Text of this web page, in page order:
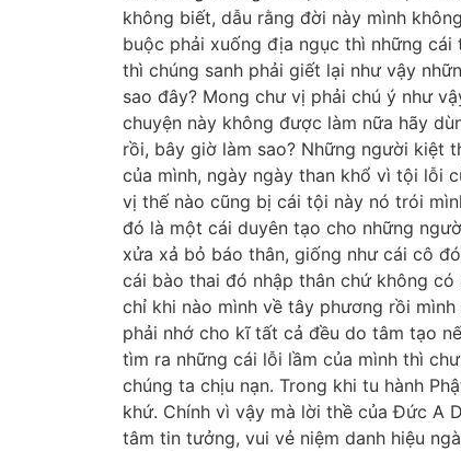
không biết, dẫu rằng đời này mình
buộc phải xuống địa ngục thì những
thì chúng sanh phải giết lại như vậy
sao đây? Mong chư vị phải chú ý như
chuyện này không được làm nữa hãy
rồi, bây giờ làm sao? Những người kiệt
của mình, ngày ngày than khổ vì tội lỗi
vị thế nào cũng bị cái tội này nó trói
đó là một cái duyên tạo cho những
xửa xả bỏ báo thân, giống như cái cô
cái bào thai đó nhập thân chứ không
chỉ khi nào mình về tây phương rồi
phải nhớ cho kĩ tất cả đều do tâm tạo
tìm ra những cái lỗi lầm của mình thì
chúng ta chịu nạn. Trong khi tu hành
khứ. Chính vì vậy mà lời thề của Đức A
tâm tin tưởng, vui vẻ niệm danh hiệu